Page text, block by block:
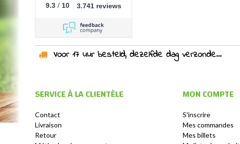
9.3 / 10 3.741 reviews
Voor 17 uur besteld, dezelfde dag verzonden!
SERVICE À LA CLIENTÈLE
Contact
Livraison
Retour
MON COMPTE
S'inscrire
Mes commandes
Mes billets